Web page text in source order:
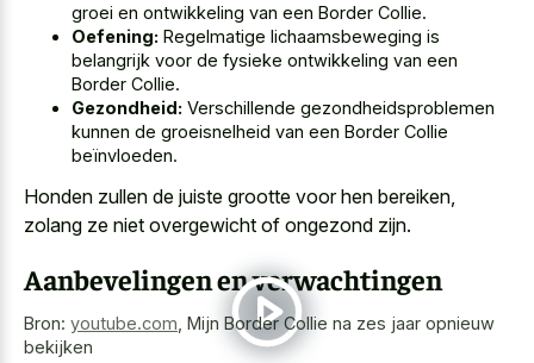
groei en ontwikkeling van een Border Collie.
Oefening: Regelmatige lichaamsbeweging is
belangrijk voor de fysieke ontwikkeling van een
Border Collie.
Gezondheid: Verschillende gezondheidsproblemen
kunnen de groeisnelheid van een Border Collie
beïnvloeden.
Honden zullen de juiste grootte voor hen bereiken,
zolang ze niet overgewicht of ongezond zijn.
Aanbevelingen en verwachtingen
Bron: youtube.com Mijn Border Collie na zes jaar opnieuw
bekijken